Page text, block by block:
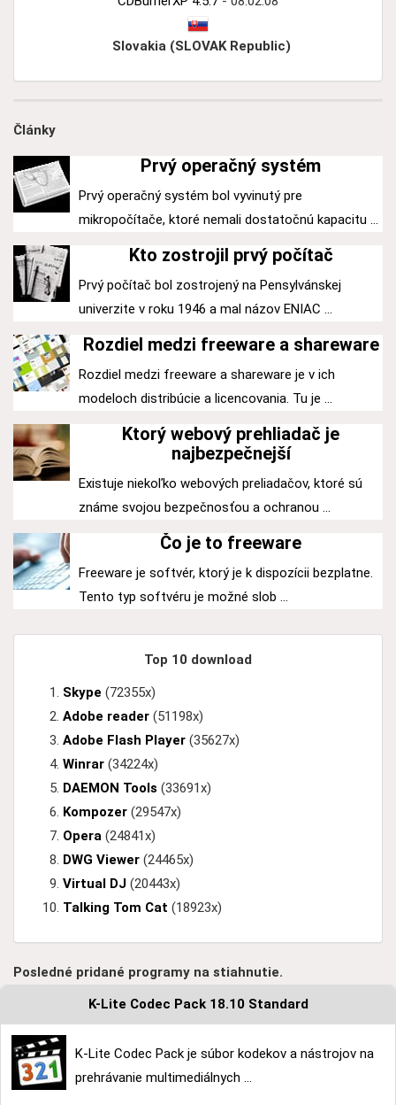
Slovakia (SLOVAK Republic)
Články
Prvý operačný systém
Prvý operačný systém bol vyvinutý pre
mikropočítače, ktoré nemali dostatočnú kapacitu ...
Kto zostrojil prvý počítač
Prvý počítač bol zostrojený na Pensylvánskej
univerzite v roku 1946 a mal názov ENIAC ...
Rozdiel medzi freeware a shareware
Rozdiel medzi freeware a shareware je v ich
modeloch distribúcie a licencovania. Tu je ...
Ktorý webový prehliadač je
najbezpečnejší
Existuje niekoľko webových preliadačov, ktoré sú
známe svojou bezpečnosťou a ochranou ...
Čo je to freeware
Freeware je softvér, ktorý je k dispozícii bezplatne.
Tento typ softvéru je možné slob ...
Top 10 download
Skype (72355x)
Adobe reader (51198x)
Adobe Flash Player (35627x)
Winrar (34224x)
DAEMON Tools (33691x)
Kompozer (29547x)
Opera (24841x)
DWG Viewer (24465x)
Virtual DJ (20443x)
Talking Tom Cat (18923x)
Posledné pridané programy na stiahnutie.
K-Lite Codec Pack 18.10 Standard
K-Lite Codec Pack je súbor kodekov a nástrojov na
prehrávanie multimediálnych ...